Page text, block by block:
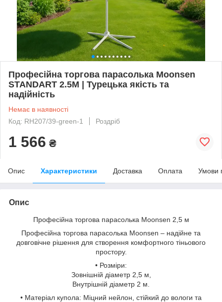
Професійна торгова парасолька Moonsen
STANDART 2.5M | Турецька якість та
надійність
Немає в наявності
Код: RH207/39-green-1
Роздріб
1 566 ₴
Опис Характеристики Доставка Оплата Умови
Опис
Професійна торгова парасолька Moonsen 2,5 м
Професійна торгова парасолька Moonsen – надійне та
довговічне рішення для створення комфортного тіньового
простору.
• Розміри:
Зовнішній діаметр 2,5 м,
Внутрішній діаметр 2 м.
• Матеріал купола: Міцний нейлон, стійкий до вологи та